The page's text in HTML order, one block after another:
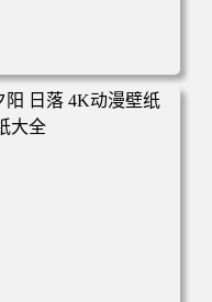
狂动物城 秋叶 秋天森
纸下载 壁纸大全